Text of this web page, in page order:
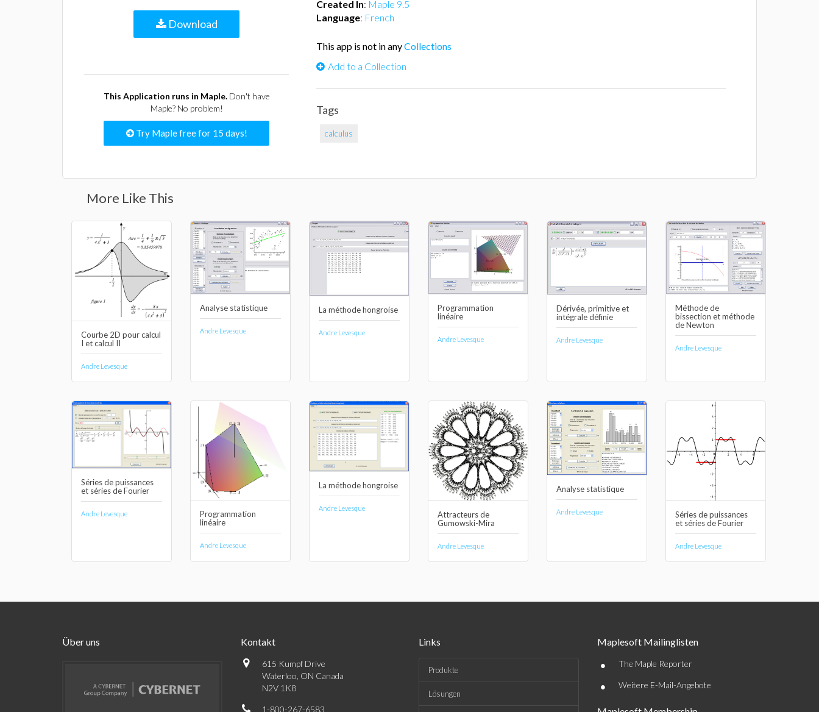
Download
This Application runs in Maple.Don't have
Maple? No problem!
Try Maple free for 15 days!
Created In: Maple 9.5
Language: French
This app is not in anyCollections
Add to a Collection
Tags
calculus
More Like This
Courbe 2D pour calcul
I et calcul II
Andre Levesque
Analyse statistique
Andre Levesque
La méthode hongroise
Andre Levesque
Programmation
linéaire
Andre Levesque
Dérivée, primitive et
intégrale définie
Andre Levesque
Méthode de
bissection et méthode
de Newton
Andre Levesque
Séries de puissances
et séries de Fourier
Andre Levesque
Programmation
linéaire
Andre Levesque
La méthode hongroise
Andre Levesque
Attracteurs de
Gumowski-Mira
Andre Levesque
Analyse statistique
Andre Levesque
Séries de puissances
et séries de Fourier
Andre Levesque
Über uns Kontakt
615 Kumpf Drive
Waterloo, ON Canada
N2V 1K8
1-800-267-6583
Links
Produkte
Lösungen
Maplesoft Mailinglisten
• The Maple Reporter
• Weitere E-Mail-Angebote